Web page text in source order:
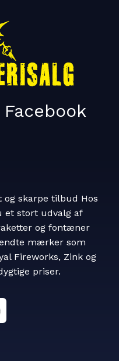
og skarpe tilbud Hos
et stort udvalg af
og fontæner
mærker som
Fireworks, Zink og
priser.